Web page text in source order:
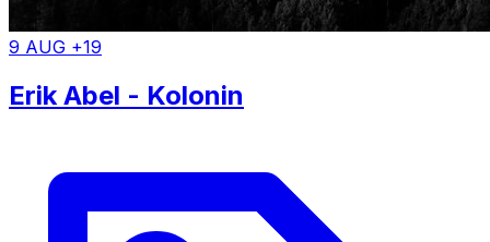
9 AUG +19
Erik Abel - Kolonin